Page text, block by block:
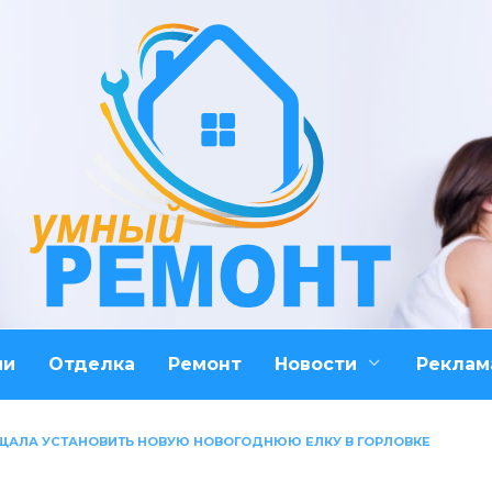
Отделка Ремонт Новости
УСТАНОВИТЬ НОВУЮ НОВОГОДНЮЮ ЕЛКУ В ГОРЛОВКЕ